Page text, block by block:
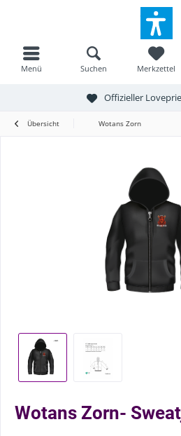
Menü Merkzettel
Suchen
Offizieller
Übersicht Wotans Zorn
Wotans Zorn-